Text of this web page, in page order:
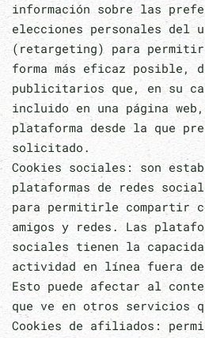
información sobre las
elecciones personales del
(retargeting) para
forma más eficaz posible,
publicitarios que, en su
incluido en una página
plataforma desde la que
solicitado.
Cookies sociales: son
plataformas de redes
para permitirle compartir
amigos y redes. Las
sociales tienen la
actividad en línea fuera
Esto puede afectar al
que ve en otros servicios
Cookies de afiliados: